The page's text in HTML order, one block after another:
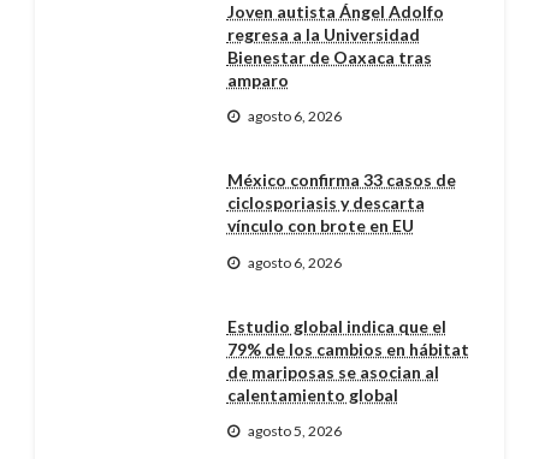
Joven autista Ángel Adolfo
regresa a la Universidad
Bienestar de Oaxaca tras
amparo
agosto 6, 2026
México confirma 33 casos de
ciclosporiasis y descarta
vínculo con brote en EU
agosto 6, 2026
Estudio global indica que el
79% de los cambios en hábitat
de mariposas se asocian al
calentamiento global
agosto 5, 2026